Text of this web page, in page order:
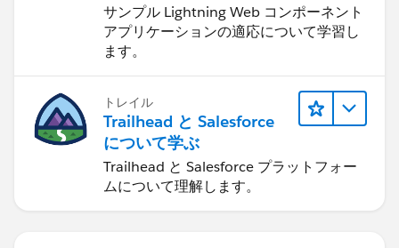
サンプル Lightning Web コンポーネント
アプリケーションの適応について学習し
ます。
トレイル
Trailhead と Salesforce
について学ぶ
Trailhead と Salesforce プラットフォー
ムについて理解します。